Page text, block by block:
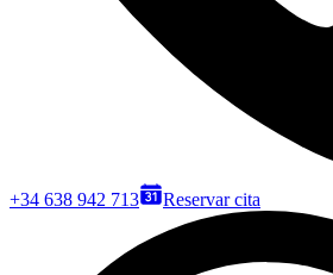
+34 638 942 713 Reservar cita